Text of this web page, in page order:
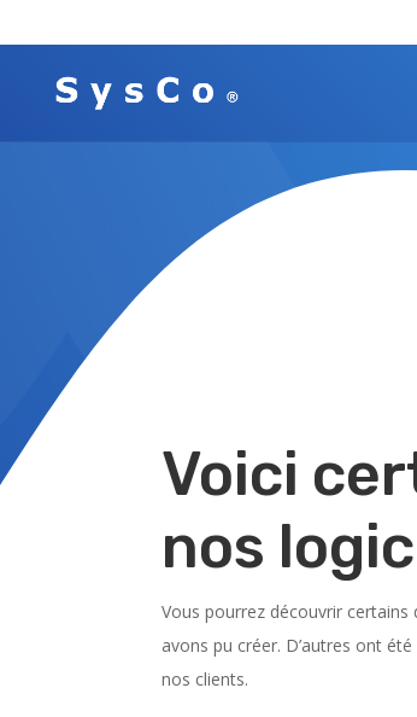
Voici
nos
Vous pourrez découvrir certains
avons pu créer. D’autres ont
nos clients.